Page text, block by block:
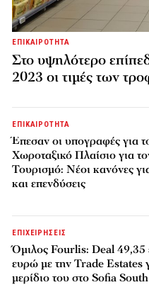
ΕΠΙΚΑΙΡΟΤΗΤΑ
Στο υψηλότερο
2023 οι τιμές των
ΕΠΙΚΑΙΡΟΤΗΤΑ
Έπεσαν οι υπογραφές για
Χωροταξικό Πλαίσιο για
Τουρισμό: Νέοι κανόνες
και επενδύσεις
ΕΠΙΧΕΙΡΗΣΕΙΣ
Όμιλος Fourlis: Deal 49,35
ευρώ με την Trade Estates
μερίδιο του στο Sofia